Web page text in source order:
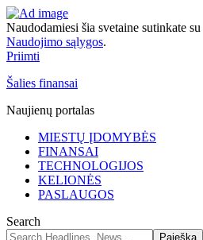
Naudodamiesi šia svetaine sutinkate su
Naudojimo sąlygos.
Priimti
Šalies finansai
Naujienų portalas
MIESTŲ ĮDOMYBĖS
FINANSAI
TECHNOLOGIJOS
KELIONĖS
PASLAUGOS
Search